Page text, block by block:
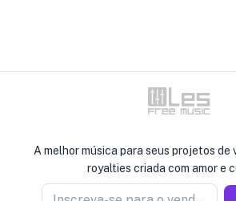
A melhor música para seus projetos de
royalties criada com amor e